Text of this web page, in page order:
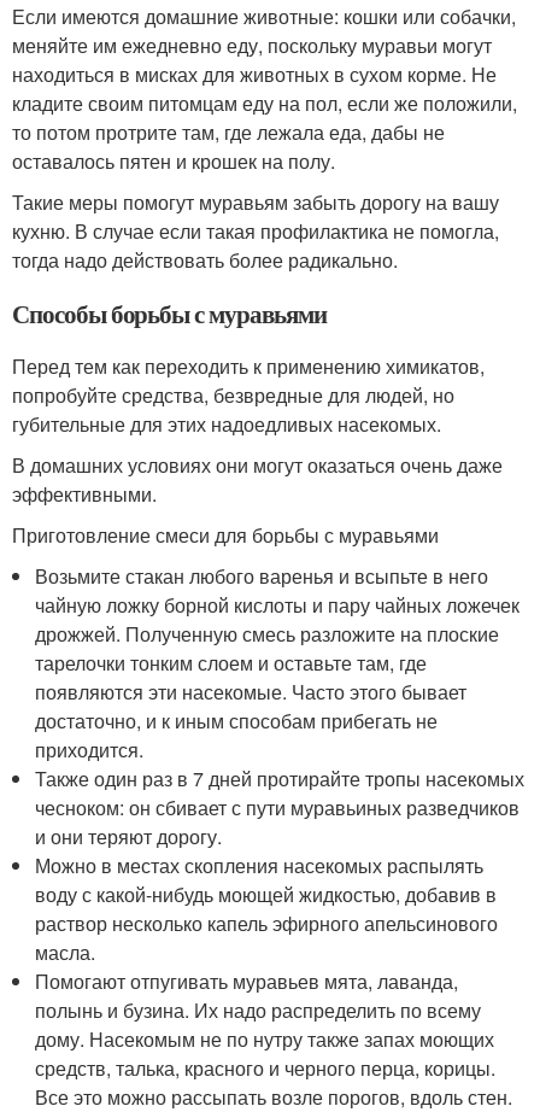
Если имеются домашние животные: кошки или собачки,
меняйте им ежедневно еду, поскольку муравьи могут
находиться в мисках для животных в сухом корме. Не
кладите своим питомцам еду на пол, если же положили,
то потом протрите там, где лежала еда, дабы не
оставалось пятен и крошек на полу.
Такие меры помогут муравьям забыть дорогу на вашу
кухню. В случае если такая профилактика не помогла,
тогда надо действовать более радикально.
Способы борьбы с муравьями
Перед тем как переходить к применению химикатов,
попробуйте средства, безвредные для людей, но
губительные для этих надоедливых насекомых.
В домашних условиях они могут оказаться очень даже
эффективными.
Приготовление смеси для борьбы с муравьями
Возьмите стакан любого варенья и всыпьте в него
чайную ложку борной кислоты и пару чайных ложечек
дрожжей. Полученную смесь разложите на плоские
тарелочки тонким слоем и оставьте там, где
появляются эти насекомые. Часто этого бывает
достаточно, и к иным способам прибегать не
приходится.
Также один раз в 7 дней протирайте тропы насекомых
чесноком: он сбивает с пути муравьиных разведчиков
и они теряют дорогу.
Можно в местах скопления насекомых распылять
воду с какой-нибудь моющей жидкостью, добавив в
раствор несколько капель эфирного апельсинового
масла.
Помогают отпугивать муравьев мята, лаванда,
полынь и бузина. Их надо распределить по всему
дому. Насекомым не по нутру также запах моющих
средств, талька, красного и черного перца, корицы.
Все это можно рассыпать возле порогов, вдоль стен.